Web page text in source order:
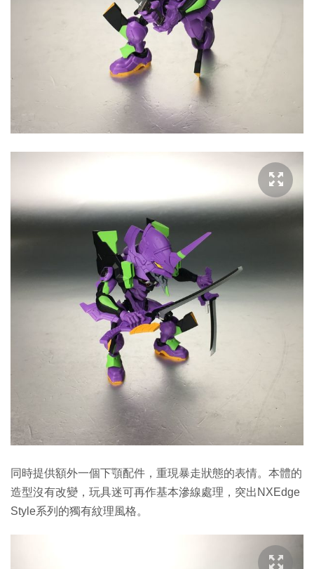
同時提供額外一個下顎配件，重現暴走狀態的表情。本體的
造型沒有改變，玩具迷可再作基本滲線處理，突出NXEdge
Style系列的獨有紋理風格。